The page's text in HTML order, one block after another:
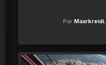
Par Maarkreidi,